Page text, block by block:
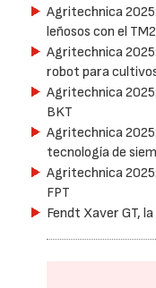
Agritechnica
leñosos con el
Agritechnica
robot para
Agritechnica
BKT
Agritechnica
tecnología de
Agritechnica
FPT
Fendt Xaver GT,